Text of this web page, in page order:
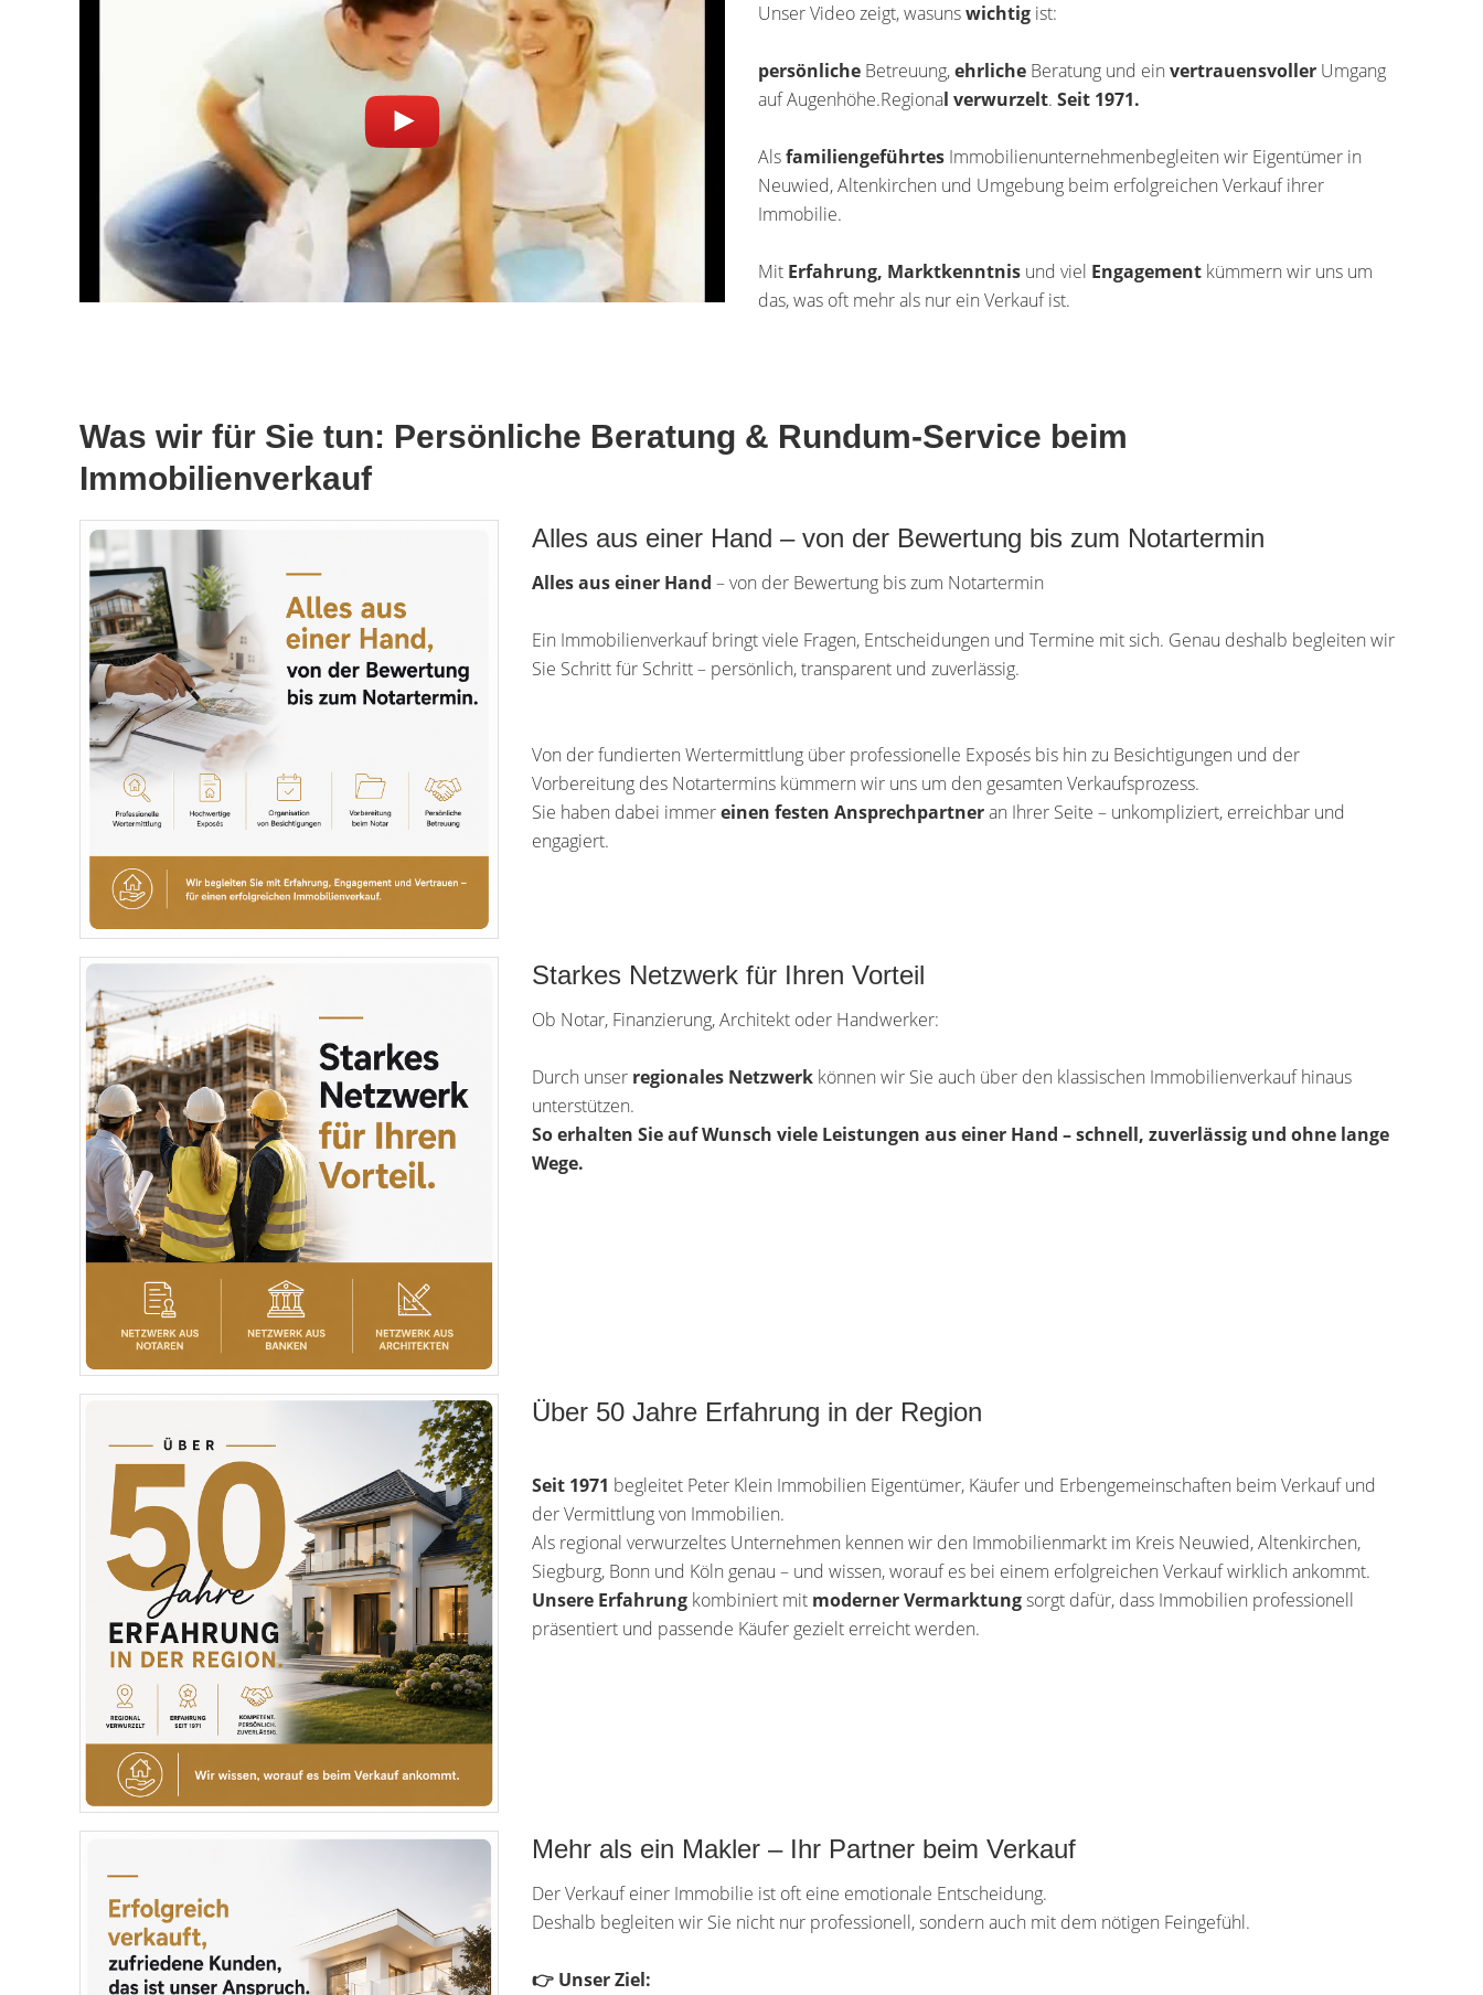
Unser Video zeigt, wasunswichtig ist:
persönliche Betreuung,ehrliche Beratung und ein vertrauensvoller Umgang
auf Augenhöhe.Regional verwurzelt. Seit 1971.
Alsfamiliengeführtes Immobilienunternehmenbegleiten wir Eigentümer in
Neuwied, Altenkirchen und Umgebung beim erfolgreichen Verkauf ihrer
Immobilie.
Mit Erfahrung, Marktkenntnis und viel Engagement kümmern wir uns um
das, was oft mehr als nur ein Verkauf ist.
Was wir für Sie tun: Persönliche Beratung & Rundum-Service beim
Immobilienverkauf
Alles aus einer Hand – von der Bewertung bis zum Notartermin
Alles aus einer Hand – von der Bewertung bis zum Notartermin
Ein Immobilienverkauf bringt viele Fragen, Entscheidungen und Termine mit sich. Genau deshalb begleiten wir
Sie Schritt für Schritt – persönlich, transparent und zuverlässig.
Von der fundierten Wertermittlung über professionelle Exposés bis hin zu Besichtigungen und der
Vorbereitung des Notartermins kümmern wir uns um den gesamten Verkaufsprozess.
Sie haben dabei immereinen festen Ansprechpartneran Ihrer Seite – unkompliziert, erreichbar und
engagiert.
Starkes Netzwerk für Ihren Vorteil
Ob Notar, Finanzierung, Architekt oder Handwerker:
Durch unser regionales Netzwerk können wir Sie auch über den klassischen Immobilienverkauf hinaus
unterstützen.
So erhalten Sie auf Wunsch viele Leistungen aus einer Hand – schnell, zuverlässig und ohne lange
Wege.
Über 50 Jahre Erfahrung in der Region
Seit 1971 begleitet Peter Klein Immobilien Eigentümer, Käufer und Erbengemeinschaften beim Verkauf und
der Vermittlung von Immobilien.
Als regional verwurzeltes Unternehmen kennen wir den Immobilienmarkt im Kreis Neuwied, Altenkirchen,
Siegburg, Bonn und Köln genau – und wissen, worauf es bei einem erfolgreichen Verkauf wirklich ankommt.
Unsere Erfahrung kombiniert mit moderner Vermarktungsorgt dafür, dass Immobilien professionell
präsentiert und passende Käufer gezielt erreicht werden.
Mehr als ein Makler – Ihr Partner beim Verkauf
Der Verkauf einer Immobilie ist oft eine emotionale Entscheidung.
Deshalb begleiten wir Sie nicht nur professionell, sondern auch mit dem nötigen Feingefühl.
👉 Unser Ziel: